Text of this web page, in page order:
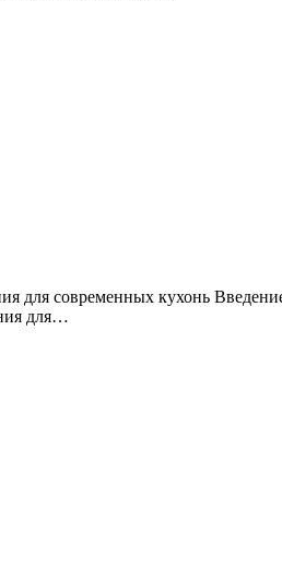
современных кухонь
для…